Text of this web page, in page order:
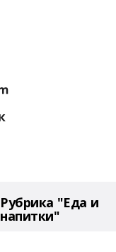
Рубрика "Еда и
напитки"